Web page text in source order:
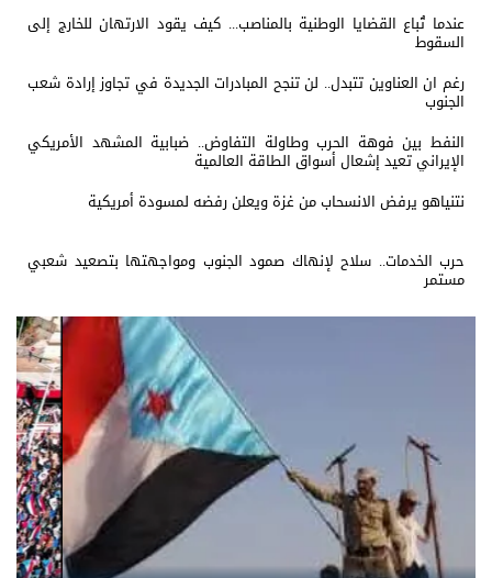
عندما تُباع القضايا الوطنية بالمناصب... كيف يقود الارتهان للخارج إلى
السقوط
رغم ان العناوين تتبدل.. لن تنجح المبادرات الجديدة في تجاوز إرادة شعب
الجنوب
النفط بين فوهة الحرب وطاولة التفاوض.. ضبابية المشهد الأمريكي
الإيراني تعيد إشعال أسواق الطاقة العالمية
نتنياهو يرفض الانسحاب من غزة ويعلن رفضه لمسودة أمريكية
حرب الخدمات.. سلاح لإنهاك صمود الجنوب ومواجهتها بتصعيد شعبي
مستمر